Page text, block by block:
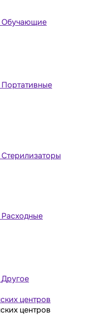
Обучающие
Портативные
Стерилизаторы
Расходные
Другое
центров
центров